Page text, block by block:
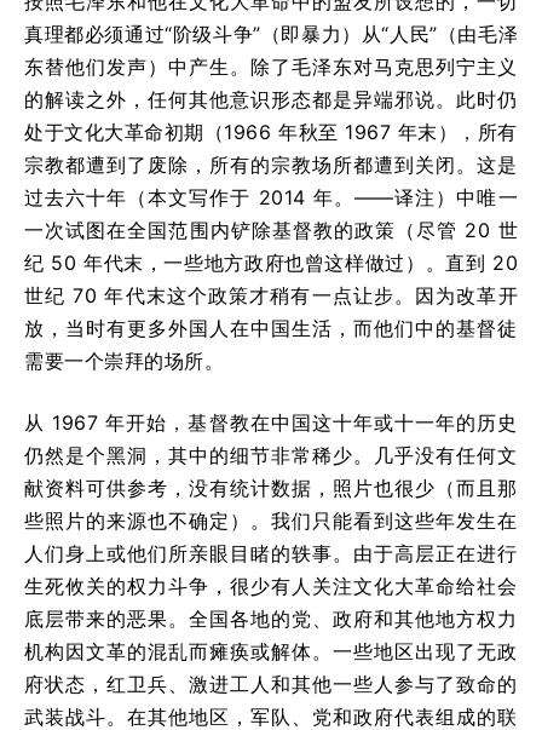
真理都必须通过“阶级斗争”（即暴力）从“人民”（由毛泽
东替他们发声）中产生。除了毛泽东对马克思列宁主义
的解读之外，任何其他意识形态都是异端邪说。此时仍
处于文化大革命初期（1966 年秋至 1967 年末），所有
宗教都遭到了废除，所有的宗教场所都遭到关闭。这是
过去六十年（本文写作于 2014 年。——译注）中唯一
一次试图在全国范围内铲除基督教的政策（尽管 20 世
纪 50 年代末，一些地方政府也曾这样做过）。直到 20
世纪 70 年代末这个政策才稍有一点让步。因为改革开
放，当时有更多外国人在中国生活，而他们中的基督徒
需要一个崇拜的场所。
从 1967 年开始，基督教在中国这十年或十一年的历史
仍然是个黑洞，其中的细节非常稀少。几乎没有任何文
献资料可供参考，没有统计数据，照片也很少（而且那
些照片的来源也不确定）。我们只能看到这些年发生在
人们身上或他们所亲眼目睹的轶事。由于高层正在进行
生死攸关的权力斗争，很少有人关注文化大革命给社会
底层带来的恶果。全国各地的党、政府和其他地方权力
机构因文革的混乱而瘫痪或解体。一些地区出现了无政
府状态，红卫兵、激进工人和其他一些人参与了致命的
武装战斗。在其他地区，军队、党和政府代表组成的联